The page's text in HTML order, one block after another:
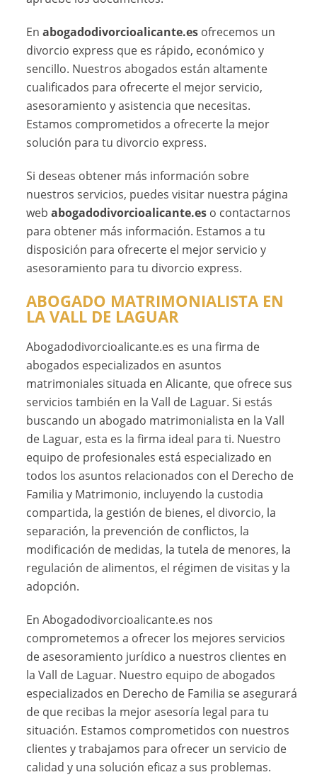
Enabogadodivorcioalicante.es ofrecemos un
divorcio express que es rápido, económico y
sencillo. Nuestros abogados están altamente
cualificados para ofrecerte el mejor servicio,
asesoramiento y asistencia que necesitas.
Estamos comprometidos a ofrecerte la mejor
solución para tu divorcio express.
Si deseas obtener más información sobre
nuestros servicios, puedes visitar nuestra página
webabogadodivorcioalicante.es o contactarnos
para obtener más información. Estamos a tu
disposición para ofrecerte el mejor servicio y
asesoramiento para tu divorcio express.
ABOGADO MATRIMONIALISTA EN
LA VALL DE LAGUAR
Abogadodivorcioalicante.es es una firma de
abogados especializados en asuntos
matrimoniales situada en Alicante, que ofrece sus
servicios también en la Vall de Laguar. Si estás
buscando un abogado matrimonialista en la Vall
de Laguar, esta es la firma ideal para ti. Nuestro
equipo de profesionales está especializado en
todos los asuntos relacionados con el Derecho de
Familia y Matrimonio, incluyendo la custodia
compartida, la gestión de bienes, el divorcio, la
separación, la prevención de conflictos, la
modificación de medidas, la tutela de menores, la
regulación de alimentos, el régimen de visitas y la
adopción.
En Abogadodivorcioalicante.es nos
comprometemos a ofrecer los mejores servicios
de asesoramiento jurídico a nuestros clientes en
la Vall de Laguar. Nuestro equipo de abogados
especializados en Derecho de Familia se asegurará
de que recibas la mejor asesoría legal para tu
situación. Estamos comprometidos con nuestros
clientes y trabajamos para ofrecer un servicio de
calidad y una solución eficaz a sus problemas.